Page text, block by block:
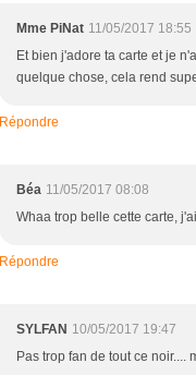
Mme PiNat 11/05/2017 18:55
Et bien j'adore ta carte et je
quelque chose, cela rend
Répondre
Béa 11/05/2017 08:08
Whaa trop belle cette carte,
Répondre
SYLFAN 10/05/2017 19:47
Pas trop fan de tout ce